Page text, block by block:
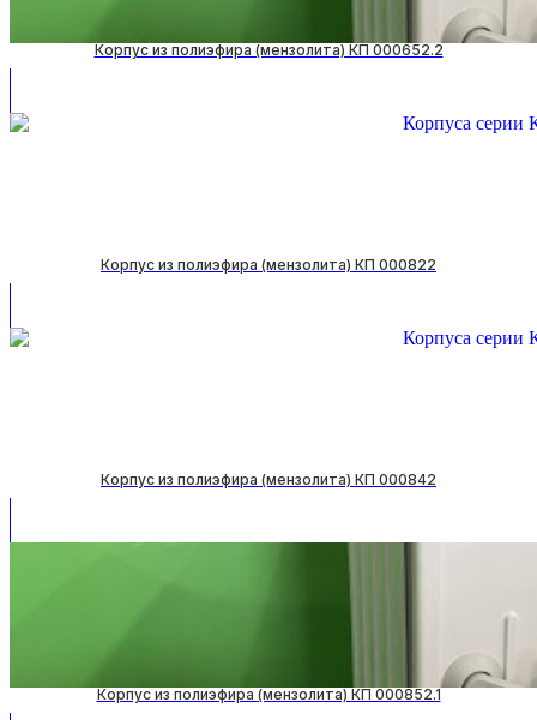
Корпус из полиэфира (мензолита) КП 000652.2
Корпус из полиэфира (мензолита) КП 000822
Корпус из полиэфира (мензолита) КП 000842
Корпус из полиэфира (мензолита) КП 000852.1